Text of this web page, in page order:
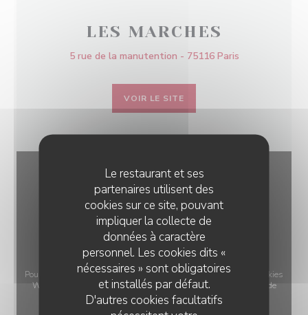
Le restaurant et ses
partenaires utilisent des
cookies sur ce site, pouvant
impliquer la collecte de
données à caractère
personnel. Les cookies dits «
nécessaires » sont obligatoires
et installés par défaut.
D'autres cookies facultatifs
LES MARCHES
5 rue de la manutention - 75116 Paris
VOIR LE SITE
Pour afficher la carte interactive Waze, vous devez accepter les cookies
Waze Map (Google). Ces cookies peuvent collecter des données de
navigation et de localisation.
Autoriser